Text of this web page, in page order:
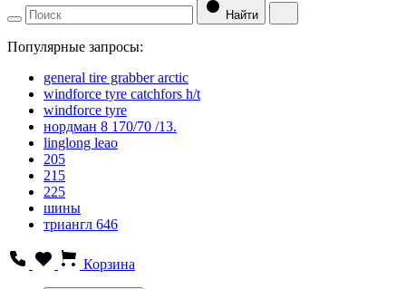
Найти
Популярные запросы:
general tire grabber arctic
windforce tyre catchfors h/t
windforce tyre
нордман 8 170/70 /13.
linglong leao
205
215
225
шины
триангл 646
Корзина